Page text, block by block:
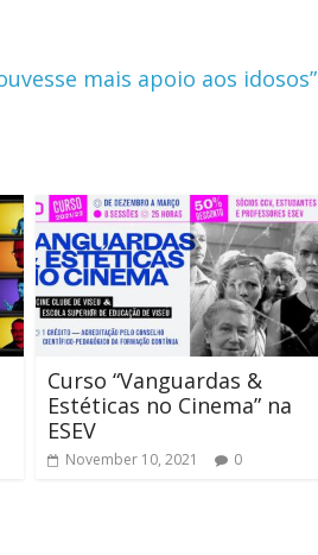
mais apoio aos idosos”
Curso “Vanguardas &
Estéticas no Cinema” na
ESEV
November 10, 2021 0